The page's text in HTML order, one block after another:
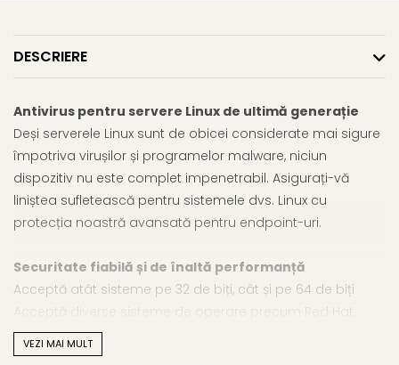
DESCRIERE
Antivirus pentru servere Linux de ultimă generație
Deși serverele Linux sunt de obicei considerate mai sigure
împotriva virușilor și programelor malware, niciun
dispozitiv nu este complet impenetrabil. Asigurați-vă
liniștea sufletească pentru sistemele dvs. Linux cu
protecția noastră avansată pentru endpoint-uri.
Securitate fiabilă și de înaltă performanță
Acceptă atât sisteme pe 32 de biți, cât și pe 64 de biți
Acceptă diverse sisteme de operare precum Red Hat,
Debian și Ubuntu
Poate găsi programe malware pe sisteme cu boot dual
VEZI MAI MULT